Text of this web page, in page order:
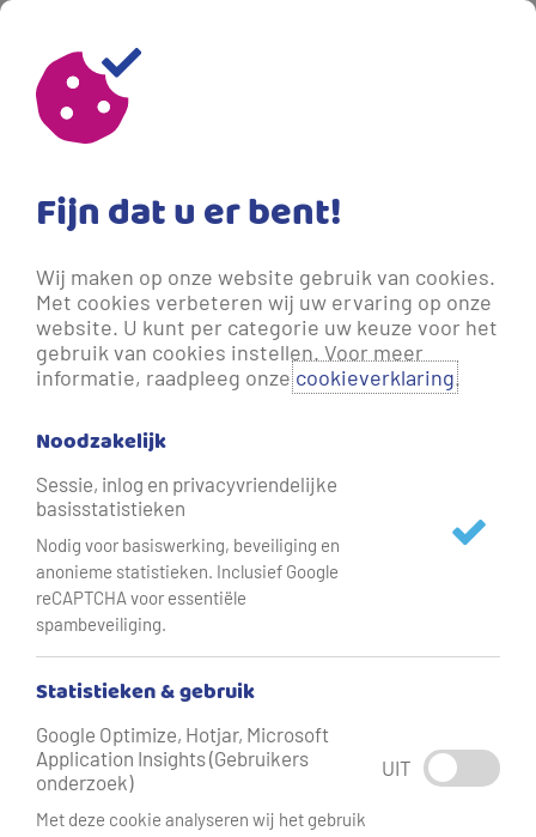
24-06-2026 11:49
grondwater op veel plekken meer
vervuild dan aangenomen
Vitens en provincies in verzorgingsgebied publiceren
resultaten van vijf jaar Early Warning monitoring op
ondiepe grondwaterlagen
tot nu toe werd aangenomen. Dat blijkt uit vijf jaar meten
in grondwaterbeschermingsgebieden met het nieuwe
Early Warning meetnet. Het nieuwe meetnet is door
Vitens, samen met de provincies Fryslân, Overijssel,
Gelderland en Utrecht opgezet. In totaal zijn 230 stoffen
aangetroffen die niet in het grondwater thuishoren.
voorkomen dat deze stoffen in de bodem en het
oplossing.
Fijn dat u er bent!
Wij maken op onze website gebruik van cookies.
Met cookies verbeteren wij uw ervaring op onze
website. U kunt per categorie uw keuze voor het
gebruik van cookies instellen. Voor meer
informatie, raadpleeg onzecookieverklaring.
Noodzakelijk
Sessie, inlog en privacyvriendelijke
basisstatistieken
Nodig voor basiswerking, beveiliging en
anonieme statistieken. Inclusief Google
reCAPTCHA voor essentiële
spambeveiliging.
Statistieken & gebruik
Google Optimize, Hotjar, Microsoft
Application Insights (Gebruikers
onderzoek)
Met deze cookie analyseren wij het gebruik
UIT